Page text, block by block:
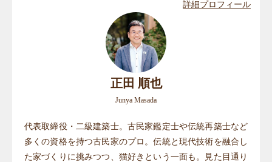
詳細プロフィール
正田 順也
Junya Masada
代表取締役・二級建築士。古民家鑑定士や伝統再築士など
多くの資格を持つ古民家のプロ。伝統と現代技術を融合し
た家づくりに挑みつつ、猫好きという一面も。見た目通り